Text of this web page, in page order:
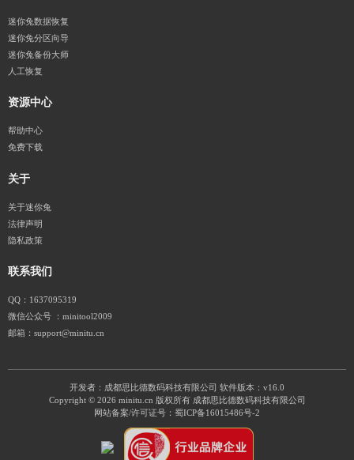
迷你兔数据恢复
迷你兔分区向导
迷你兔备份大师
人工恢复
资源中心
帮助中心
免费下载
关于
关于迷你兔
法律声明
隐私政策
联系我们
QQ：1637095319
微信公众号 ：minitool2009
邮箱：support@minitu.cn
开发者：成都思比德数码科技有限公司
软件版本：v16.0
Copyright © 2026 minitu.cn 版权所有 成都思比德数码科技有限公司
网站备案/许可证号： 蜀ICP备16015486号-2